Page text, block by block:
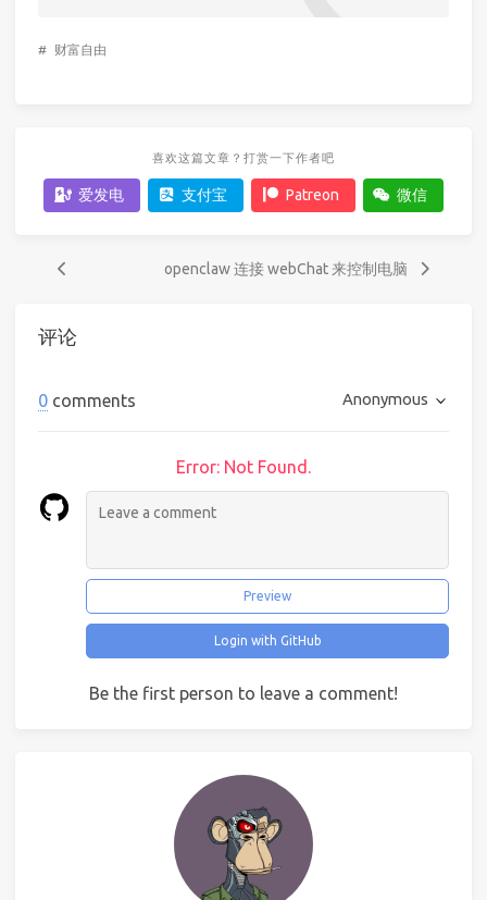
# 财富自由
喜欢这篇文章？打赏一下作者吧
爱发电 支付宝 Patreon 微信
openclaw 连接 webChat 来控制电脑
评论
0 comments Anonymous
Error: Not Found.
Preview
Login with GitHub
Be the first person to leave a comment!